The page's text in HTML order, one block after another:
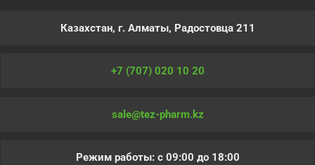
Казахстан, г. Алматы, Радостовца 211
+7 (707) 020 10 20
sale@tez-pharm.kz
Режим работы: с 09:00 до 18:00